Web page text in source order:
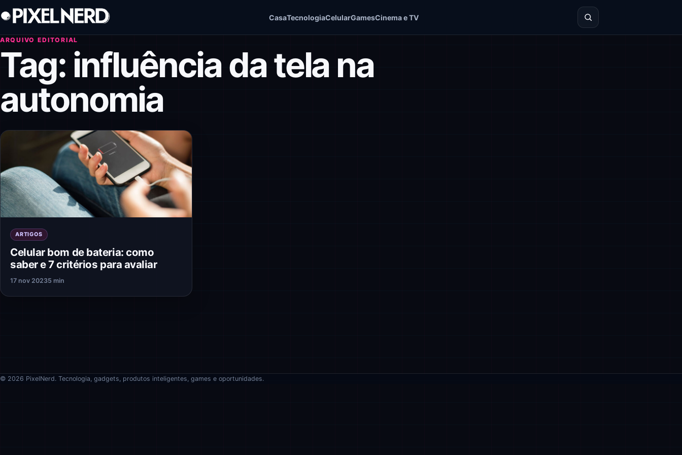
Pular para o conteúdo
CasaTecnologiaCelularGamesCinema e TV
ARQUIVO EDITORIAL
Tag: influência da tela na
autonomia
ARTIGOS
Celular bom de bateria: como
saber e 7 critérios para avaliar
17 nov 20235 min
© 2026 PixelNerd. Tecnologia, gadgets, produtos inteligentes, games e oportunidades.